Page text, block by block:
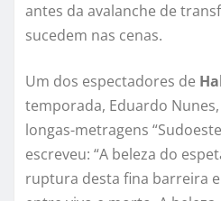
antes da avalanche de
sucedem nas cenas.
Um dos espectadores de
temporada, Eduardo
longas-metragens
escreveu: “A beleza do
ruptura desta fina barreira